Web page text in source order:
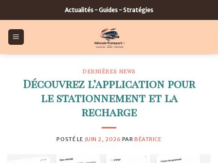
to
content
Actualités - Guides - Stratégies
DERNIÈRES NEWS
Découvrez l’application pour
le stationnement et la
recharge
POSTÉ LE JUIN 2, 2026 PARBÉATRICE